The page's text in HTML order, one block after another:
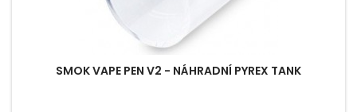
SMOK VAPE PEN V2 - NÁHRADNÍ PYREX TANK